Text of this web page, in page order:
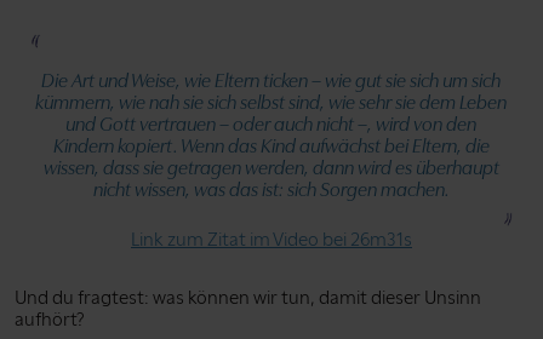
Die Art und Weise, wie Eltern ticken – wie gut sie sich um sich
kümmern, wie nah sie sich selbst sind, wie sehr sie dem Leben
und Gott vertrauen – oder auch nicht –, wird von den
Kindern kopiert. Wenn das Kind aufwächst bei Eltern, die
wissen, dass sie getragen werden, dann wird es überhaupt
nicht wissen, was das ist: sich Sorgen machen.
Link zum Zitat im Video bei 26m31s
Und du fragtest: was können wir tun, damit dieser Unsinn
aufhört?